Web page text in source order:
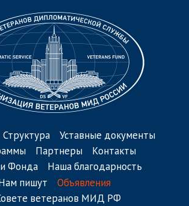
Структура
Уставные документы
Партнеры
Контакты
Фонда
Наша благодарность
пишут
Объявления
ветеранов МИД РФ